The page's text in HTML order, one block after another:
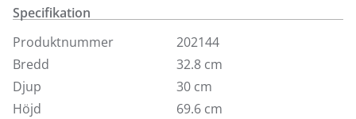
Montana visas endast i vår butik i Täby.
Specifikation
Produktnummer
202144
Bredd
32.8 cm
Djup
30 cm
Höjd
69.6 cm